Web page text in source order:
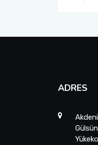
ADRES